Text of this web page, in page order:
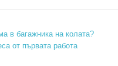
в багажника на колата?
от първата работа